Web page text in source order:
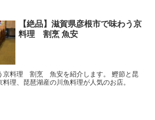
【絶品】滋賀県彦根市で味わう京
料理 割烹 魚安
京料理 割烹 魚安を紹介します。 鰹節と昆
理、琵琶湖産の川魚料理が人気のお店。